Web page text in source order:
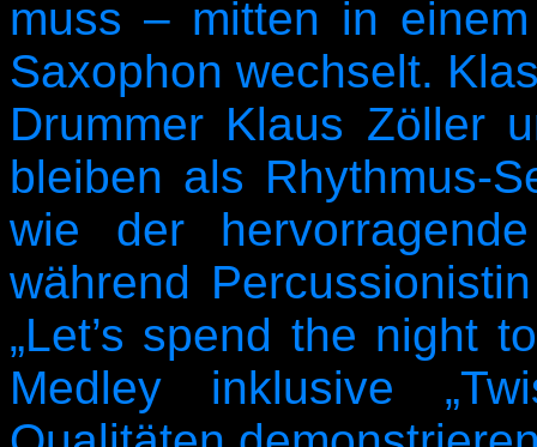
muss – mitten in
Saxophon wechselt.
Drummer Klaus Zöller
bleiben als Rhythmus-
wie der
während
„Let’s spend the night
Medley inklusive